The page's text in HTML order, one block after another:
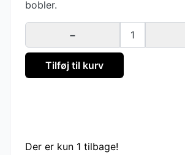
bobler.
− 1
Tilføj til kurv
Der er kun 1 tilbage!